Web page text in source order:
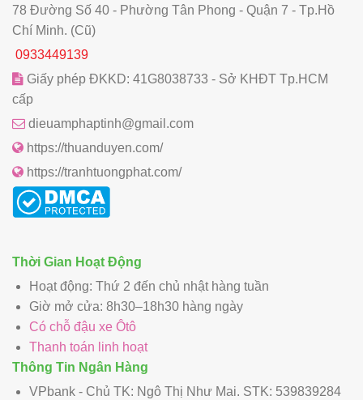
78 Đường Số 40 - Phường Tân Phong - Quận 7 - Tp.Hồ
Chí Minh. (Cũ)
0933449139
Giấy phép ĐKKD: 41G8038733 - Sở KHĐT Tp.HCM
cấp
dieuamphaptinh@gmail.com
https://thuanduyen.com/
https://tranhtuongphat.com/
Thời Gian Hoạt Động
Hoạt động: Thứ 2 đến chủ nhật hàng tuần
Giờ mở cửa: 8h30–18h30 hàng ngày
Có chỗ đậu xe Ôtô
Thanh toán linh hoạt
Thông Tin Ngân Hàng
VPbank - Chủ TK: Ngô Thị Như Mai. STK: 539839284